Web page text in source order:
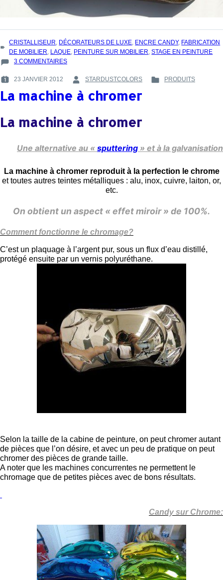
TAGS
:
CRISTALLISEUR, DÉCORATEURS DE LUXE, ENCRE CANDY, FABRICATION
DE MOBILIER, LAQUE, PEINTURE SUR MOBILIER,STAGE EN PEINTURE
3 COMMENTAIRESSUR
EN
PEINTURE
CHEZ
COLORS
POSTED
ON
23 JANVIER 2012
BY
:
STARDUSTCOLORS
POSTED
PRODUITS
La machine à chromer
La machine à chromer
Une alternative au « sputtering » et à la galvanisation
La machine à chromer reproduit à la perfection le chrome
et toutes autres teintes métalliques : alu, inox, cuivre, laiton, or,
etc.
On obtient un aspect « effet miroir » de 100%.
Comment fonctionne le chromage?
C’est un plaquage à l’argent pur, sous un flux d’eau distillé,
protégé ensuite par un vernis polyuréthane.
Selon la taille de la cabine de peinture, on peut chromer autant
de pièces que l’on désire, et avec un peu de pratique on peut
chromer des pièces de grande taille.
A noter que les machines concurrentes ne permettent le
chromage que de petites pièces avec de bons résultats.
Candy sur Chrome: